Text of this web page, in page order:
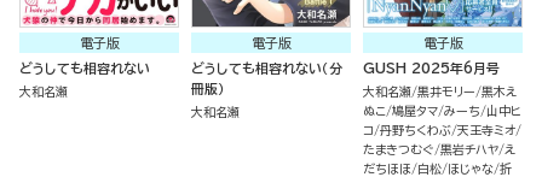
電子版
どうしても相容れない
大和名瀬
電子版
どうしても相容れない（分
冊版）
大和名瀬
電子版
GUSH 2025年6月号
大和名瀬 黒井モリー 黒木え
ぬこ 鳩屋タマ みーち
山中ヒ
コ 丹野ちくわぶ 天王寺ミオ
たまきつむぐ 黒岩チハヤ え
だちほほ
白松 ほじゃな 折